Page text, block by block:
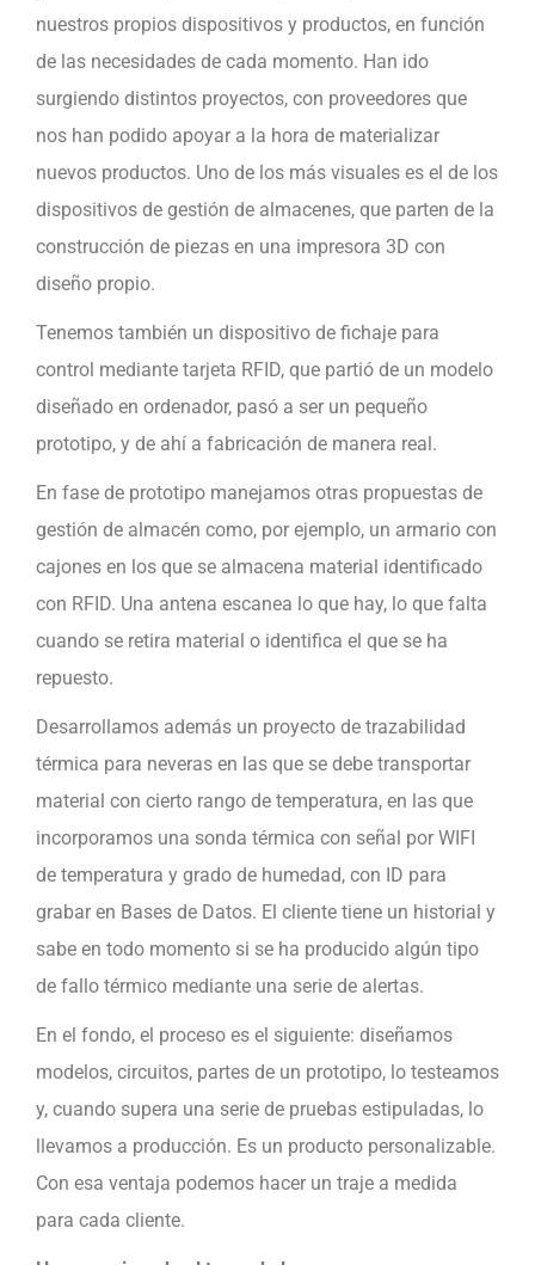
nuestros propios dispositivos y productos, en función
de las necesidades de cada momento. Han ido
surgiendo distintos proyectos, con proveedores que
nos han podido apoyar a la hora de materializar
nuevos productos. Uno de los más visuales es el de los
dispositivos de gestión de almacenes, que parten de la
construcción de piezas en una impresora 3D con
diseño propio.
Tenemos también un dispositivo de fichaje para
control mediante tarjeta RFID, que partió de un modelo
diseñado en ordenador, pasó a ser un pequeño
prototipo, y de ahí a fabricación de manera real.
En fase de prototipo manejamos otras propuestas de
gestión de almacén como, por ejemplo, un armario con
cajones en los que se almacena material identificado
con RFID. Una antena escanea lo que hay, lo que falta
cuando se retira material o identifica el que se ha
repuesto.
Desarrollamos además un proyecto de trazabilidad
térmica para neveras en las que se debe transportar
material con cierto rango de temperatura, en las que
incorporamos una sonda térmica con señal por WIFI
de temperatura y grado de humedad, con ID para
grabar en Bases de Datos. El cliente tiene un historial y
sabe en todo momento si se ha producido algún tipo
de fallo térmico mediante una serie de alertas.
En el fondo, el proceso es el siguiente: diseñamos
modelos, circuitos, partes de un prototipo, lo testeamos
y, cuando supera una serie de pruebas estipuladas, lo
llevamos a producción. Es un producto personalizable.
Con esa ventaja podemos hacer un traje a medida
para cada cliente.